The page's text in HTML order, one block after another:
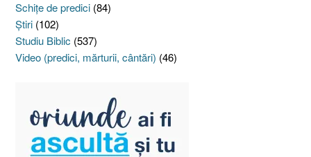
Schiţe de predici (84)
Ştiri (102)
Studiu Biblic (537)
Video (predici, mărturii, cântări) (46)